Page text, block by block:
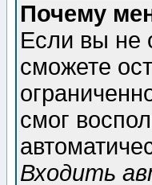
Почему
Если вы не
сможете
смог
Входить